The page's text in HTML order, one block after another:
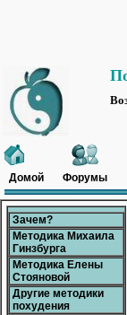
Домой Форумы
Зачем?
Методика Михаила
Гинзбурга
Методика Елены
Стояновой
Другие методики
похудения